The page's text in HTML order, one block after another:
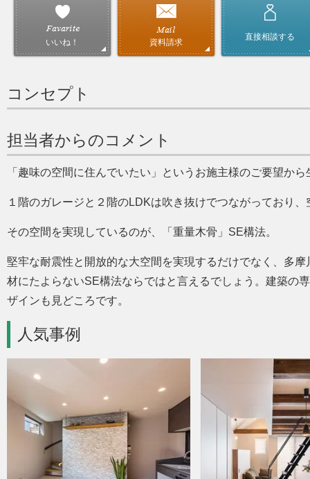
いいね！ 資料請求
直接相談する
コンセプト
担当者からのコメント
趣味の空間に住んでいたい というお施主様のご要望か
１階のガレージと２階のLDKは吹き抜けでつながっており
その空間を実現しているのが、 重量木骨 SE構法。
堅牢な耐震性と開放的な大空間を実現するだけでなく、多
材にたよらないSE構法ならではと言えるでしょう。建築の
ザインも見どころです。
人気事例